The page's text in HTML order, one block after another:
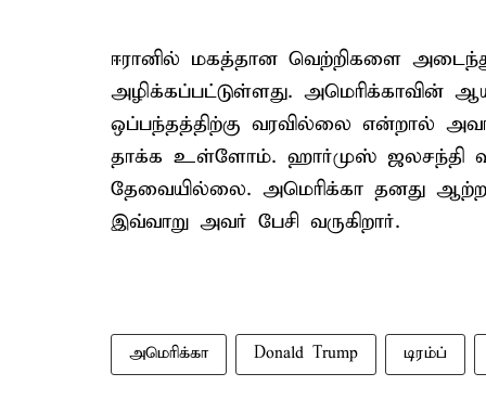
ஈரானில் மகத்தான வெற்றிகளை
அழிக்கப்பட்டுள்ளது. அமெரிக்காவின்
ஒப்பந்தத்திற்கு வரவில்லை என்றால்
தாக்க உள்ளோம். ஹார்முஸ் ஜலசந்தி
தேவையில்லை. அமெரிக்கா தனது
இவ்வாறு அவர் பேசி வருகிறார்.
அமெரிக்கா Donald Trump டிரம்ப்